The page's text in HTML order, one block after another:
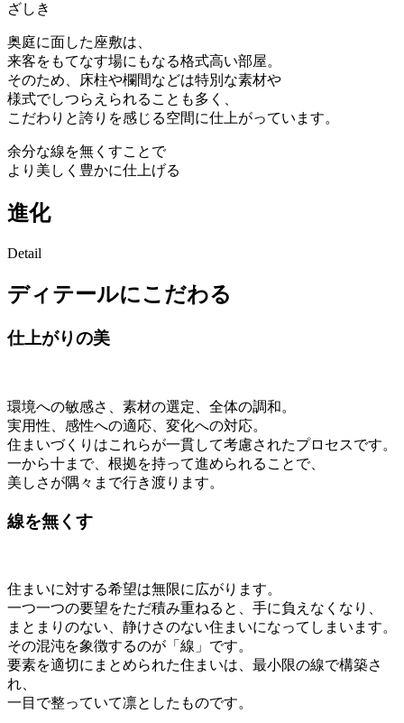
ざしき
奥庭に面した座敷は、
来客をもてなす場にもなる格式高い部屋。
そのため、床柱や欄間などは特別な素材や
様式でしつらえられることも多く、
こだわりと誇りを感じる空間に仕上がっています。
余分な線を無くすことで
より美しく豊かに仕上げる
進化
Detail
ディテールにこだわる
仕上がりの美
環境への敏感さ、素材の選定、全体の調和。
実用性、感性への適応、変化への対応。
住まいづくりはこれらが一貫して考慮されたプロセスです。
一から十まで、根拠を持って進められることで、
美しさが隅々まで行き渡ります。
線を無くす
住まいに対する希望は無限に広がります。
一つ一つの要望をただ積み重ねると、手に負えなくなり、
まとまりのない、静けさのない住まいになってしまいます。
その混沌を象徴するのが「線」です。
要素を適切にまとめられた住まいは、最小限の線で構築さ
れ、
一目で整っていて凛としたものです。